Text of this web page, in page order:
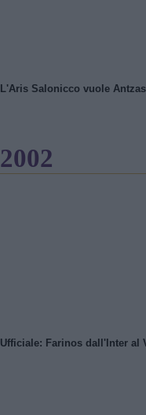
L'Aris Salonicco vuole Antzas
2002
Ufficiale: Farinos dall'Inter al